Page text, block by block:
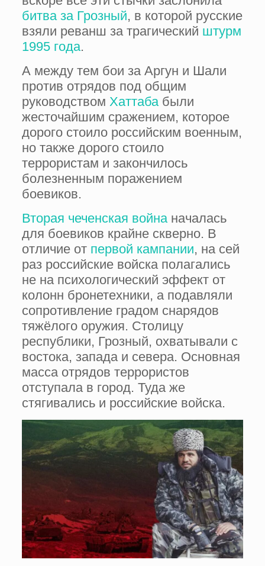
битва за Грозный, в которой русские
взяли реванш за трагический штурм
1995 года.
А между тем бои за Аргун и Шали
против отрядов под общим
руководством Хаттабабыли
жесточайшим сражением, которое
дорого стоило российским военным,
но также дорого стоило
террористам и закончилось
болезненным поражением
боевиков.
Вторая чеченская войнаначалась
для боевиков крайне скверно. В
отличие от первой кампании, на сей
раз российские войска полагались
не на психологический эффект от
колонн бронетехники, а подавляли
сопротивление градом снарядов
тяжёлого оружия. Столицу
республики, Грозный, охватывали с
востока, запада и севера. Основная
масса отрядов террористов
отступала в город. Туда же
стягивались и российские войска.